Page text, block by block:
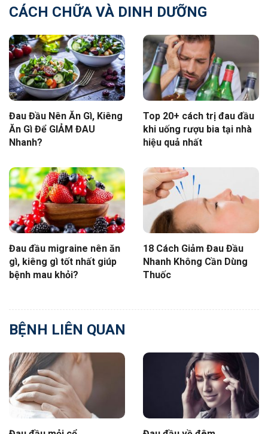
CÁCH CHỮA VÀ DINH DƯỠNG
Đau Đầu Nên Ăn Gì, Kiêng
Ăn Gì Để GIẢM ĐAU
Nhanh?
Top 20+ cách trị đau đầu
khi uống rượu bia tại nhà
hiệu quả nhất
Đau đầu migraine nên ăn
gì, kiêng gì tốt nhất giúp
bệnh mau khỏi?
18 Cách Giảm Đau Đầu
Nhanh Không Cần Dùng
Thuốc
BỆNH LIÊN QUAN